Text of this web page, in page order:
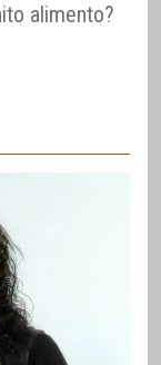
alimento?